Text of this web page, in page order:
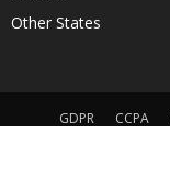
Other States
GDPR CCPA